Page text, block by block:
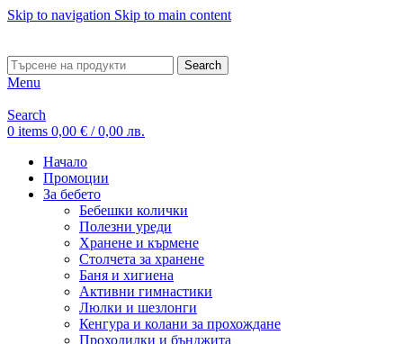
Skip to navigation Skip to main content
Search
Menu
Search
0 items 0,00 € / 0,00 лв.
Начало
Промоции
За бебето
Бебешки колички
Полезни уреди
Хранене и кърмене
Столчета за хранене
Баня и хигиена
Активни гимнастики
Люлки и шезлонги
Кенгура и колани за прохождане
Проходилки и бънджита